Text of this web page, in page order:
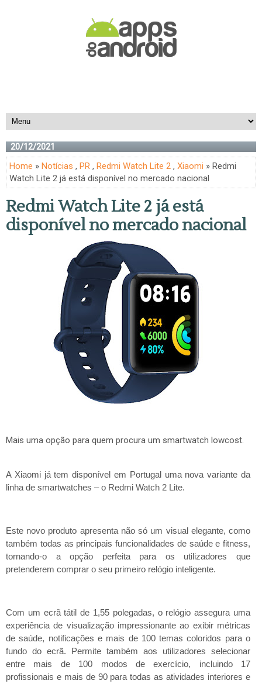
20/12/2021
Home » Notícias , PR , Redmi Watch Lite 2 , Xiaomi » Redmi
Watch Lite 2 já está disponível no mercado nacional
Redmi Watch Lite 2 já está
disponível no mercado nacional
Mais uma opção para quem procura um smartwatch lowcost.
A Xiaomi já tem disponível em Portugal uma nova variante da
linha de smartwatches – o Redmi Watch 2 Lite.
Este novo produto apresenta não só um visual elegante, como
também todas as principais funcionalidades de saúde e fitness,
tornando-o a opção perfeita para os utilizadores que
pretenderem comprar o seu primeiro relógio inteligente.
Com um ecrã tátil de 1,55 polegadas, o relógio assegura uma
experiência de visualização impressionante ao exibir métricas
de saúde, notificações e mais de 100 temas coloridos para o
fundo do ecrã. Permite também aos utilizadores selecionar
entre mais de 100 modos de exercício, incluindo 17
profissionais e mais de 90 para todas as atividades interiores e